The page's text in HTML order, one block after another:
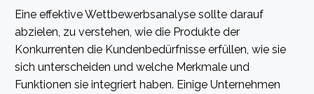
Eine effektive Wettbewerbsanalyse sollte darauf
abzielen, zu verstehen, wie die Produkte der
Konkurrenten die Kundenbedürfnisse erfüllen, wie sie
sich unterscheiden und welche Merkmale und
Funktionen sie integriert haben. Einige Unternehmen